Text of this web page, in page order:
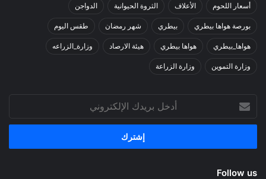
أسعار اللحوم الأعلاف الثروة الحيوانية الدواجن
بورصة هواها بيطري بيطري شهر رمضان طقس اليوم
هواها_بيطري هواها بيطري هيئة الارصاد وزارة_الزراعه
وزارة التموين وزارة الزراعة
بريدك
الإلكتروني
Follow us